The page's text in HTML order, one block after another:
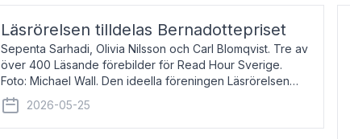
Läsrörelsen tilldelas Bernadottepriset
Sepenta Sarhadi, Olivia Nilsson och Carl Blomqvist. Tre av
över 400 Läsande förebilder för Read Hour Sverige.
Foto: Michael Wall. Den ideella föreningen Läsrörelsen
tilldelas Bernadottepriset 2026 för att den under ett kvarts
sekel gjort re
2026-05-25